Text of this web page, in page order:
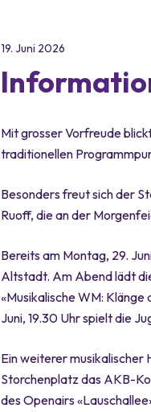
19. Juni 2026
Mit grosser Vorfreude
traditionellen
Besonders freut sich der
Ruoff, die an der
Bereits am Montag, 29.
Altstadt. Am Abend lädt
«Musikalische WM:
Juni, 19.30 Uhr spielt die
Ein weiterer musikalischer
Storchenplatz das AKB-
des Openairs